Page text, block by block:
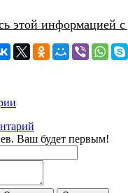
этой информацией с
Ваш будет первым!